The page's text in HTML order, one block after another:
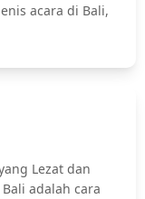
acara di Bali,
Lezat dan
adalah cara